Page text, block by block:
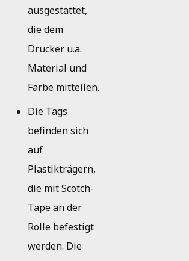
ausgestattet,
die dem
Drucker u.a.
Material und
Farbe mitteilen.
Die Tags
befinden sich
auf
Plastikträgern,
die mit Scotch-
Tape an der
Rolle befestigt
werden. Die